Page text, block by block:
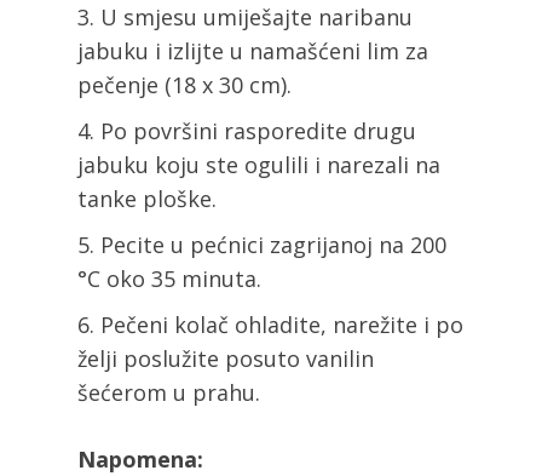
U smjesu umiješajte naribanu
jabuku i izlijte u namašćeni lim za
pečenje (18 x 30 cm).
Po površini rasporedite drugu
jabuku koju ste ogulili i narezali na
tanke ploške.
Pecite u pećnici zagrijanoj na 200
°C oko 35 minuta.
Pečeni kolač ohladite, narežite i po
želji poslužite posuto vanilin
šećerom u prahu.
Napomena: